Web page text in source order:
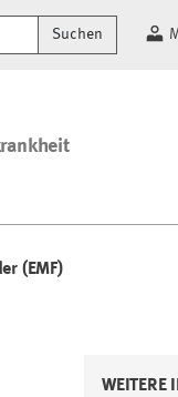
Suchen
(EMF)
WEITERE